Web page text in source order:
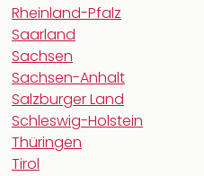
Rheinland-Pfalz
Saarland
Sachsen
Sachsen-Anhalt
Salzburger Land
Schleswig-Holstein
Thüringen
Tirol